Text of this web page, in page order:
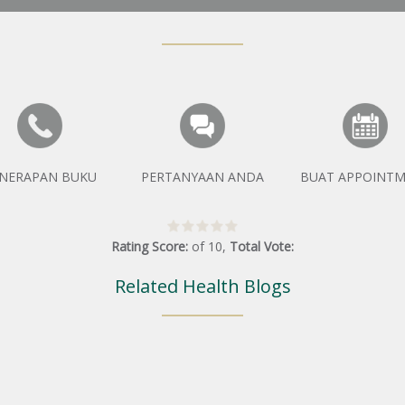
BUKU PERTANYAAN ANDA BUAT
Rating Score: of 10, Total Vote:
Related Health Blogs